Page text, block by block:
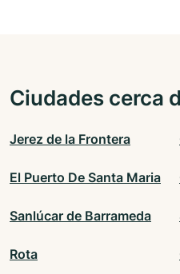
Ciudades cerca
Jerez de la Frontera
El Puerto De Santa Maria
Sanlúcar de Barrameda
Rota